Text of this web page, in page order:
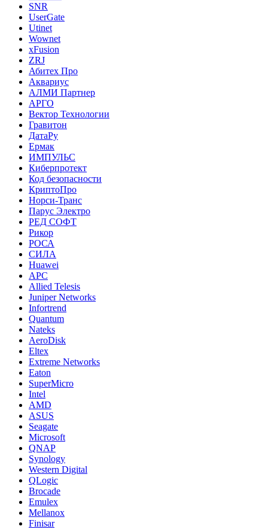
SNR
UserGate
Utinet
Wownet
xFusion
ZRJ
Абитех Про
Аквариус
АЛМИ Партнер
АРГО
Вектор Технологии
Гравитон
ДатаРу
Ермак
ИМПУЛЬС
Киберпротект
Код безопасности
КриптоПро
Норси-Транс
Парус Электро
РЕД СОФТ
Рикор
РОСА
СИЛА
Huawei
APC
Allied Telesis
Juniper Networks
Infortrend
Quantum
Nateks
AeroDisk
Eltex
Extreme Networks
Eaton
SuperMicro
Intel
AMD
ASUS
Seagate
Microsoft
QNAP
Synology
Western Digital
QLogic
Brocade
Emulex
Mellanox
Finisar